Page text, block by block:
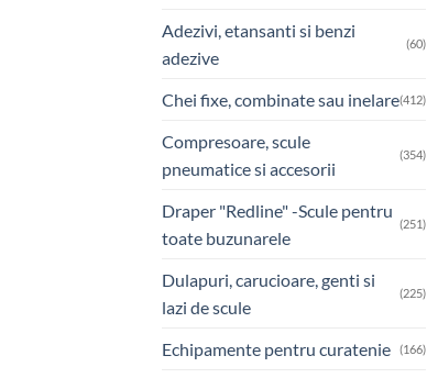
Adezivi, etansanti si benzi
adezive
(60)
Chei fixe, combinate sau inelare(412)
Compresoare, scule
pneumatice si accesorii
(354)
Draper "Redline" -Scule pentru
toate buzunarele
(251)
Dulapuri, carucioare, genti si
lazi de scule
(225)
Echipamente pentru curatenie (166)